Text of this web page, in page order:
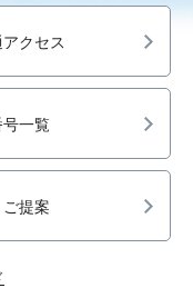
クセス
一覧
提案